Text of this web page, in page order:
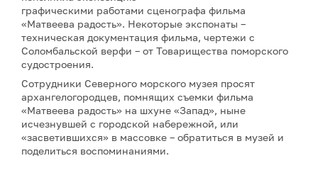
графическими работами сценографа фильма
«Матвеева радость». Некоторые экспонаты –
техническая документация фильма, чертежи с
Соломбальской верфи – от Товарищества поморского
судостроения.
Сотрудники Северного морского музея просят
архангелогородцев, помнящих съемки фильма
«Матвеева радость» на шхуне «Запад», ныне
исчезнувшей с городской набережной, или
«засветившихся» в массовке – обратиться в музей и
поделиться воспоминаниями.